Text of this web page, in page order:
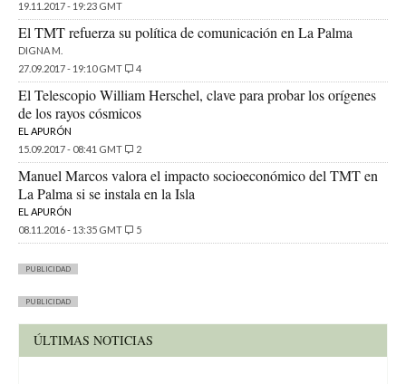
19.11.2017 - 19:23 GMT
El TMT refuerza su política de comunicación en La Palma
DIGNA M.
27.09.2017 - 19:10 GMT
4
El Telescopio William Herschel, clave para probar los orígenes
de los rayos cósmicos
EL APURÓN
15.09.2017 - 08:41 GMT
2
Manuel Marcos valora el impacto socioeconómico del TMT en
La Palma si se instala en la Isla
EL APURÓN
08.11.2016 - 13:35 GMT
5
PUBLICIDAD
PUBLICIDAD
ÚLTIMAS NOTICIAS